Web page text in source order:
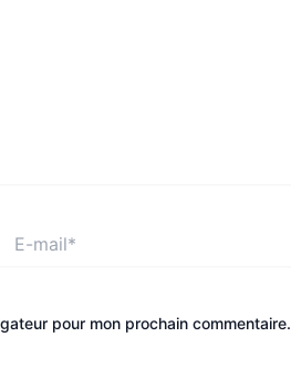
mail*
pour mon prochain commentaire.